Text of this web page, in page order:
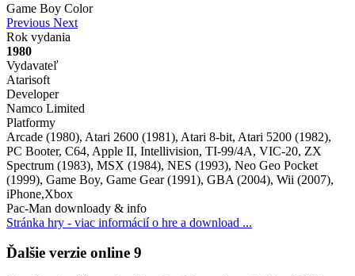
Game Boy Color
Previous Next
Rok vydania
1980
Vydavateľ
Atarisoft
Developer
Namco Limited
Platformy
Arcade (1980), Atari 2600 (1981), Atari 8-bit, Atari 5200 (1982),
PC Booter, C64, Apple II, Intellivision, TI-99/4A, VIC-20, ZX
Spectrum (1983), MSX (1984), NES (1993), Neo Geo Pocket
(1999), Game Boy, Game Gear (1991), GBA (2004), Wii (2007),
iPhone,Xbox
Pac-Man downloady & info
Stránka hry - viac informácií o hre a download ...
Ďalšie verzie online 9